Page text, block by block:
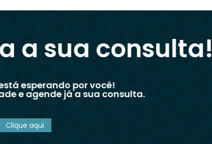
a sua consulta!
esperando por você!
e agende já a sua consulta.
Clique aqui